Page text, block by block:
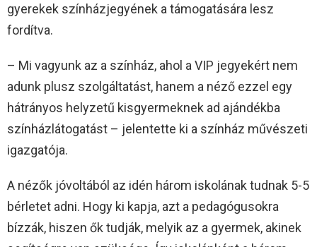
gyerekek színházjegyének a támogatására lesz
fordítva.
– Mi vagyunk az a színház, ahol a VIP jegyekért nem
adunk plusz szolgáltatást, hanem a néző ezzel egy
hátrányos helyzetű kisgyermeknek ad ajándékba
színházlátogatást – jelentette ki a színház művészeti
igazgatója.
A nézők jóvoltából az idén három iskolának tudnak 5-5
bérletet adni. Hogy ki kapja, azt a pedagógusokra
bízzák, hiszen ők tudják, melyik az a gyermek, akinek